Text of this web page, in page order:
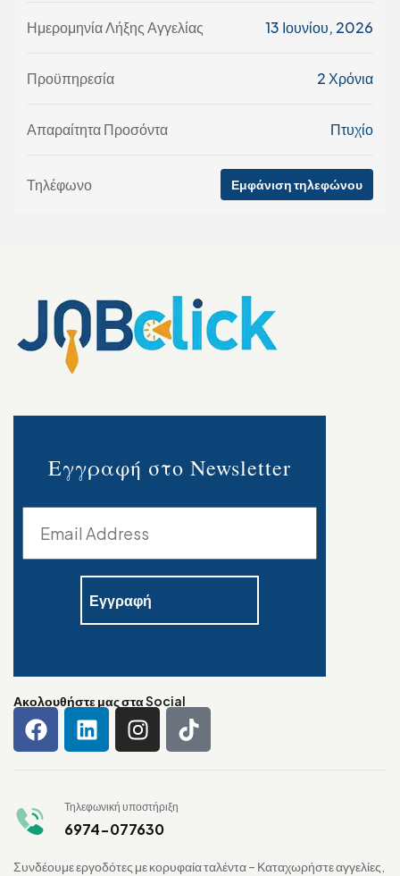
Ημερομηνία Λήξης Αγγελίας 13 Ιουνίου, 2026
Προϋπηρεσία 2 Χρόνια
Απαραίτητα Προσόντα Πτυχίο
Τηλέφωνο Εμφάνιση τηλεφώνου
Εγγραφή στο Newsletter
Ακολουθήστε μας στα Social
Τηλεφωνική υποστήριξη
6974-077630
Συνδέουμε εργοδότες με κορυφαία ταλέντα – Καταχωρήστε αγγελίες,